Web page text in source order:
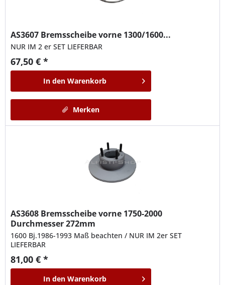
AS3607 Bremsscheibe vorne 1300/1600...
NUR IM 2 er SET LIEFERBAR
67,50 € *
In den Warenkorb
Merken
AS3608 Bremsscheibe vorne 1750-2000
Durchmesser 272mm
1600 Bj.1986-1993 Maß beachten / NUR IM 2er SET
LIEFERBAR
81,00 € *
In den Warenkorb